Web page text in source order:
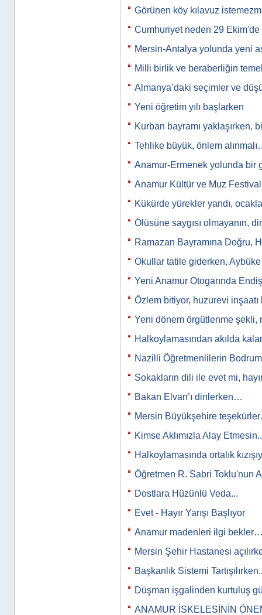
Görünen köy kılavuz
Cumhuriyet neden 29
Mersin-Antalya yolunda yeni
Milli birlik ve beraberliğin
Almanya’daki seçimler ve
Yeni öğretim yılı başlarken
Kurban bayramı yaklaşırken,
Tehlike büyük, önlem
Anamur-Ermenek yolunda bir
Anamur Kültür ve Muz
Kükürde yürekler yandı,
Ölüsüne saygısı olmayanın,
Ramazan Bayramına Doğru,
Okullar tatile giderken,
Yeni Anamur Otogarında
Özlem bitiyor, huzurevi
Yeni dönem örgütlenme şekli,
Halkoylamasından akılda
Nazilli Öğretmenlilerin
Sokakların dili ile evet mi,
Bakan Elvan’ı dinlerken…
Mersin Büyükşehire
Kimse Aklımızla Alay
Halkoylamasında ortalık
Öğretmen R. Sabri Toklu'nun
Dostlara Hüzünlü Veda...
Evet - Hayır Yarışı Başlıyor
Anamur madenleri ilgi
Mersin Şehir Hastanesi
Başkanlık Sistemi
Düşman işgalinden kurtuluş
ANAMUR İSKELESİNİN